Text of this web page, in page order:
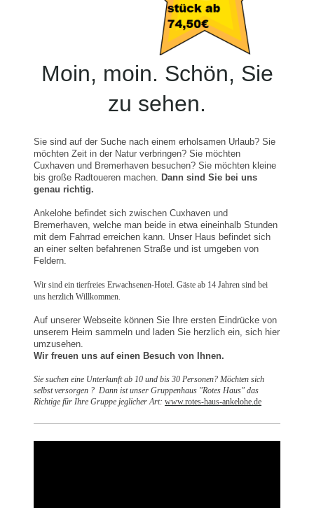
Moin, moin. Schön, Sie
zu sehen.
Sie sind auf der Suche nach einem erholsamen Urlaub? Sie
möchten Zeit in der Natur verbringen? Sie möchten
Cuxhaven und Bremerhaven besuchen? Sie möchten kleine
bis große Radtoueren machen. Dann sind Sie bei uns
genau richtig.
Ankelohe befindet sich zwischen Cuxhaven und
Bremerhaven, welche man beide in etwa eineinhalb Stunden
mit dem Fahrrad erreichen kann. Unser Haus befindet sich
an einer selten befahrenen Straße und ist umgeben von
Feldern.
Wir sind ein tierfreies Erwachsenen-Hotel. Gäste ab 14 Jahren sind bei
uns herzlich Willkommen.
Auf unserer Webseite können Sie Ihre ersten Eindrücke von
unserem Heim sammeln und laden Sie herzlich ein, sich hier
umzusehen.
Wir freuen uns auf einen Besuch von Ihnen.
Sie suchen eine Unterkunft ab 10 und bis 30 Personen? Möchten sich
selbst versorgen ? Dann ist unser Gruppenhaus "Rotes Haus" das
Richtige für Ihre Gruppe jeglicher Art: www.rotes-haus-ankelohe.de